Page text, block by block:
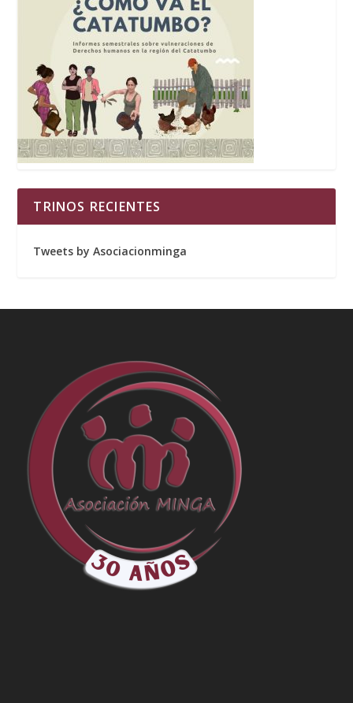
TRINOS RECIENTES
Tweets by Asociacionminga